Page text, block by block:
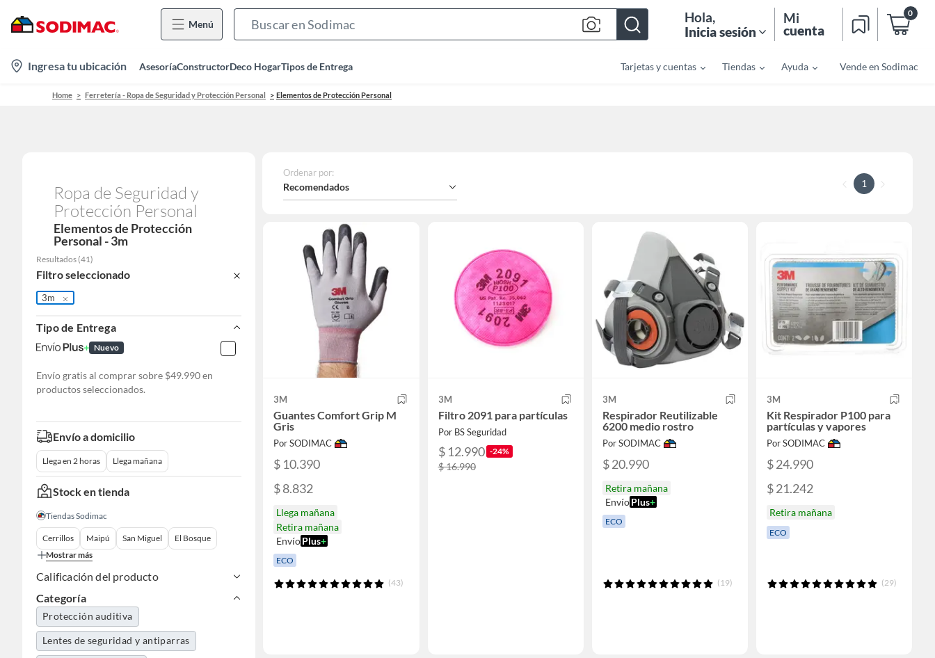
Menú
Bar
Hola,
Inicia sesión
Mi
cuenta
0
location-
icon
Ingresa tu ubicación AsesoríaConstructorDeco HogarTipos de Entrega Tarjetas y cuentas Tiendas Ayuda Vende en Sodimac
Home Ferretería - Ropa de Seguridad y Protección Personal Elementos de Protección Personal
Ropa de Seguridad y
Protección Personal
Elementos de Protección
Personal - 3m
Resultados (41)
Filtro seleccionado
3m
Tipo de Entrega
Nuevo
Envío gratis al comprar sobre $49.990 en
productos seleccionados.
Envío a domicilio
Llega en 2 horas Llega mañana
Stock en tienda
Tiendas Sodimac
Cerrillos Maipú San Miguel
El Bosque
Mostrar más
Calificación del producto
Categoría
Protección auditiva
Lentes de seguridad y antiparras
Ordenar por:
Recomendados 1
3M
Guantes Comfort Grip M
Gris
Por SODIMAC
$ 10.390
$ 8.832
Llega mañana
Retira mañana
EnvíoPlus+
ECO
(43)
3M
Filtro 2091 para partículas
Por BS Seguridad
$ 12.990 -24%
$ 16.990
3M
Respirador Reutilizable
6200 medio rostro
Por SODIMAC
$ 20.990
Retira mañana
EnvíoPlus+
ECO
(19)
3M
Kit Respirador P100 para
partículas y vapores
Por SODIMAC
$ 24.990
$ 21.242
Retira mañana
ECO
(29)